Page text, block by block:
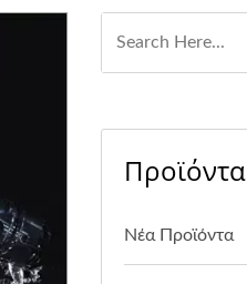
Προϊόντα
Νέα Προϊόντα